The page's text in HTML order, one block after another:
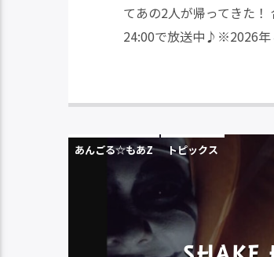
てあの2人が帰ってきた
24:00で放送中♪※2026
あんごる☆もあZ トピックス